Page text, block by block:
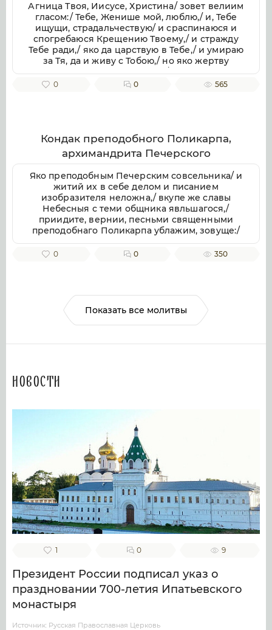
Агница Твоя, Иисусе, Христина/ зовет велиим
гласом:/ Тебе, Женише мой, люблю,/ и, Тебе
ищущи, страдальчествую/ и сраспинаюся и
спогребаюся Крещению Твоему,/ и стражду
Тебе ради,/ яко да царствую в Тебе,/ и умираю
за Тя, да и живу с Тобою,/ но яко жертву
непорочную приими мя,/ с любовию
пожершуюся Тебе.// Тоя молитвами, яко
0 0 565
Кондак преподобного Поликарпа,
архимандрита Печерского
Яко преподобным Печерским совсельника/ и
житий их в себе делом и писанием
изобразителя неложна,/ вкупе же славы
Небесныя с теми общника явльшагося,/
приидите, вернии, песньми священными
преподобнаго Поликарпа ублажим, зовуще:/
радуйся, архимандритов Печерских похвало.
0 0 350
Показать все молитвы
Новости
1 0 9
Президент России подписал указ о
праздновании 700-летия Ипатьевского
монастыря
Источник: Русская Православная Церковь